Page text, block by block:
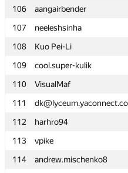
106
aangairbender
107
neeleshsinha
108
Kuo Pei-Li
109
cool.super-kulik
110
VisualMaf
111
112
harhro94
113
vpike
114
andrew.mischenko8
106
aangairbender
107
neeleshsinha
108
Kuo Pei-Li
109
cool.super-kulik
110
VisualMaf
111
112
harhro94
113
vpike
114
andrew.mischenko8